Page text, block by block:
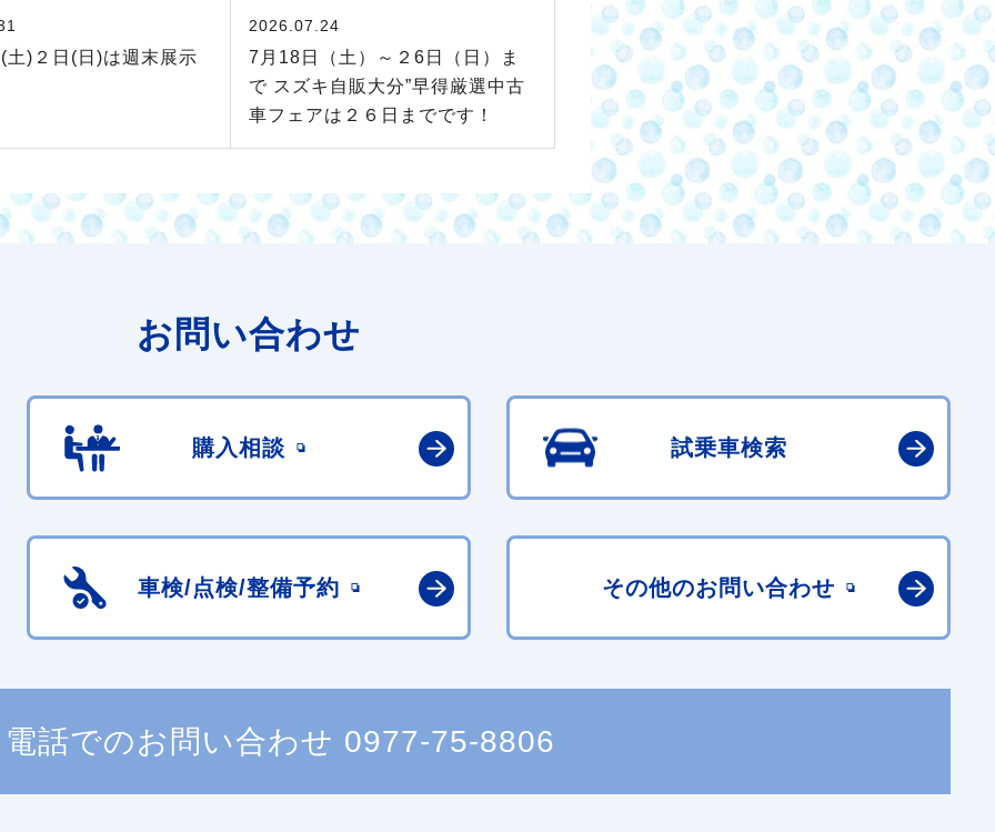
土)２日(日)は週末展示
2026.07.24
7月18日（土）～２6日（日）ま
で スズキ自販大分”早得厳選中古
車フェアは２６日までです！
お問い合わせ
購入相談 試乗車検索
車検/点検/整備予約 その他のお問い合わせ
電話でのお問い合わせ 0977-75-8806